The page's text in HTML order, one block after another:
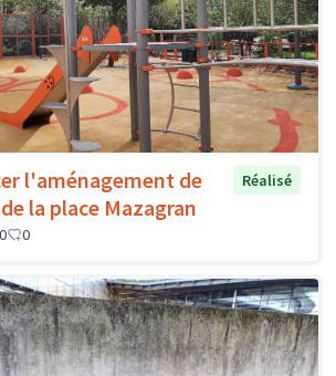
l'aménagement de
la place Mazagran
Réalisé
0 0